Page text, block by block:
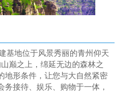
基地位于风景秀丽的青州仰天
巅之上，绵延无边的森林之
地形条件，让您与大自然紧密
接待、娱乐、购物于一体，